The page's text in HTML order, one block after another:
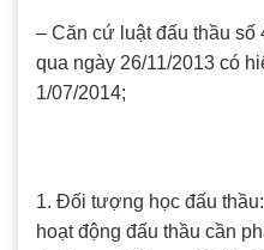
– Căn cứ luật đấu thầu
qua ngày 26/11/2013 có
1/07/2014;
1. Đối tượng học đấu
hoạt động đấu thầu cần